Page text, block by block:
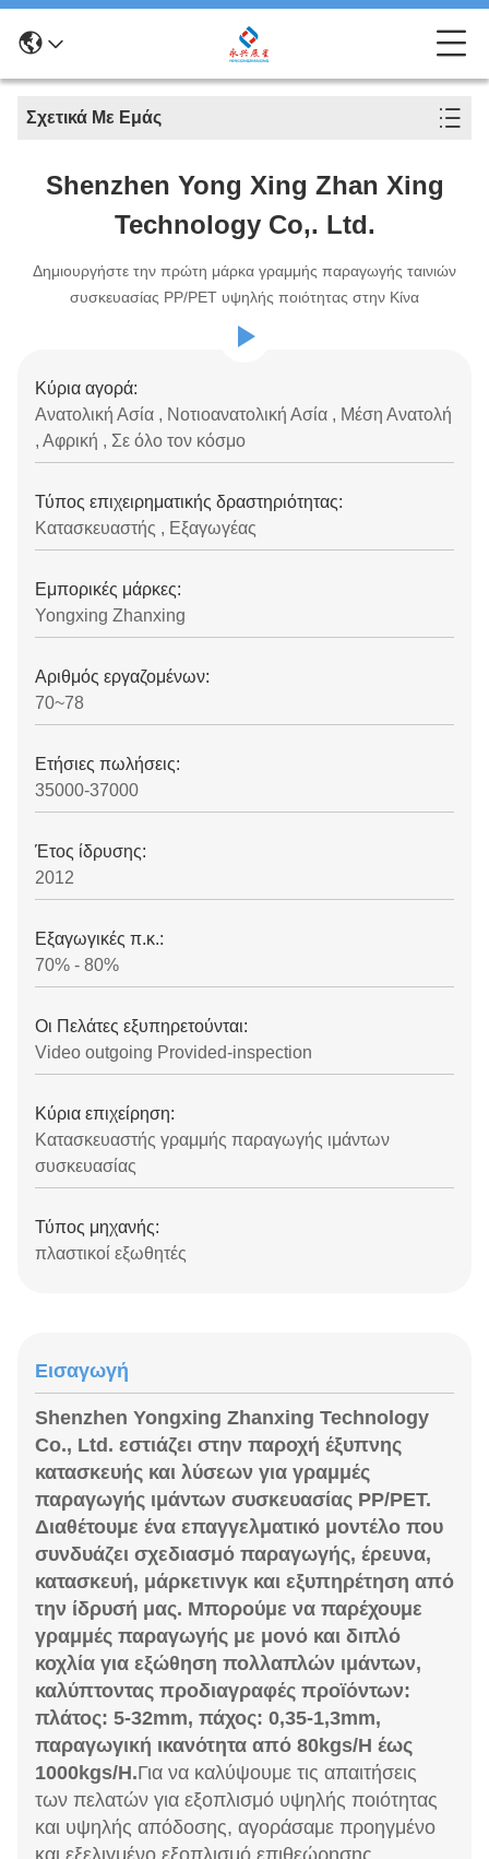
Σχετικά Με Εμάς
Shenzhen Yong Xing Zhan Xing
Technology Co,. Ltd.
Δημιουργήστε την πρώτη μάρκα γραμμής παραγωγής ταινιών
συσκευασίας PP/PET υψηλής ποιότητας στην Κίνα
Κύρια αγορά:
Ανατολική Ασία , Νοτιοανατολική Ασία , Μέση Ανατολή
, Αφρική , Σε όλο τον κόσμο
Τύπος επιχειρηματικής δραστηριότητας:
Κατασκευαστής , Εξαγωγέας
Εμπορικές μάρκες:
Yongxing Zhanxing
Αριθμός εργαζομένων:
70~78
Ετήσιες πωλήσεις:
35000-37000
Έτος ίδρυσης:
2012
Εξαγωγικές π.κ.:
70% - 80%
Οι Πελάτες εξυπηρετούνται:
Video outgoing Provided-inspection
Κύρια επιχείρηση:
Κατασκευαστής γραμμής παραγωγής ιμάντων
συσκευασίας
Τύπος μηχανής:
πλαστικοί εξωθητές
Εισαγωγή
Shenzhen Yongxing Zhanxing Technology
Co., Ltd. εστιάζει στην παροχή έξυπνης
κατασκευής και λύσεων για γραμμές
παραγωγής ιμάντων συσκευασίας PP/PET.
Διαθέτουμε ένα επαγγελματικό μοντέλο που
συνδυάζει σχεδιασμό παραγωγής, έρευνα,
κατασκευή, μάρκετινγκ και εξυπηρέτηση από
την ίδρυσή μας. Μπορούμε να παρέχουμε
γραμμές παραγωγής με μονό και διπλό
κοχλία για εξώθηση πολλαπλών ιμάντων,
καλύπτοντας προδιαγραφές προϊόντων:
πλάτος: 5-32mm, πάχος: 0,35-1,3mm,
παραγωγική ικανότητα από 80kgs/H έως
1000kgs/H.Για να καλύψουμε τις απαιτήσεις
των πελατών για εξοπλισμό υψηλής ποιότητας
και υψηλής απόδοσης, αγοράσαμε προηγμένο
και εξελιγμένο εξοπλισμό επιθεώρησης,